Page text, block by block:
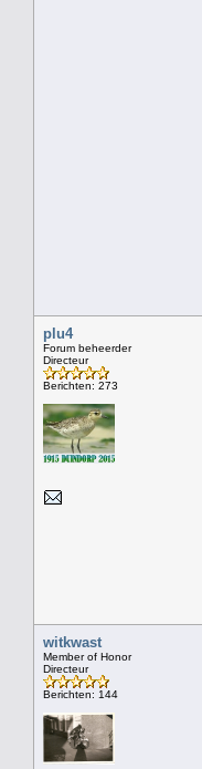
plu4
Forum beheerder
Directeur
Berichten: 273
witkwast
Member of Honor
Directeur
Berichten: 144